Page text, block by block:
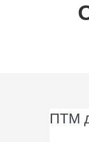
ПТМ